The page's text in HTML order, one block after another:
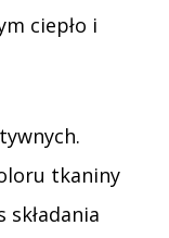
ciepło i
tkaniny